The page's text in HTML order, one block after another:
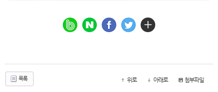
목록 위로 아래로 첨부파일